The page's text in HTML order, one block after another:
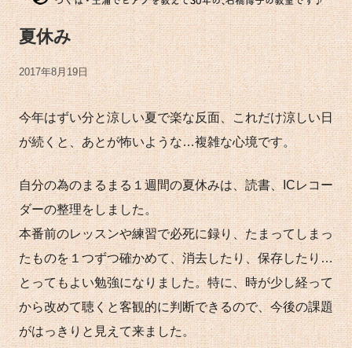
ス
キ
ッ
プ
夏休み
公
開
日
2017年8月19日
今年はずい分と涼しい夏で楽な反面、これだけ涼しい日
が続くと、あとが怖いような…複雑な心境です。
自分の為のまるまる１週間の夏休みは、読書、ICレコー
ダーの整理をしました。
本番前のレッスンや練習で必死に録り、たまってしまっ
たものを１つずつ確かめて、消去したり、保存したり…
とってもよい勉強になりました。特に、時が少し経って
から改めて聴くと客観的に判断できるので、今後の課題
がはっきりと見えて来ました。